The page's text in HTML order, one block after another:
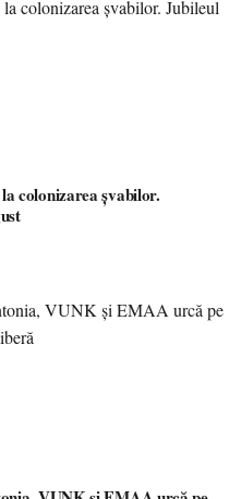
colonizarea șvabilor.